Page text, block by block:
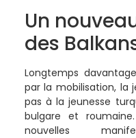
Un
des
Longtemps
par la mobilisation, la
pas à la jeunesse
bulgare et
nouvelles